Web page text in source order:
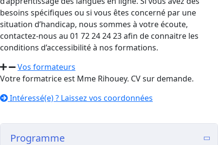
besoins spécifiques ou si vous êtes concerné par une
situation d’handicap, nous sommes à votre écoute,
contactez-nous au 01 72 24 24 23 afin de connaitre les
conditions d’accessibilité à nos formations.
Vos formateurs
Votre formatrice est Mme Rihouey. CV sur demande.
Intéressé(e) ? Laissez vos coordonnées
Programme